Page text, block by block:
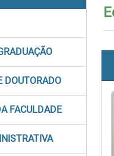
DOUTORADO
FACULDADE